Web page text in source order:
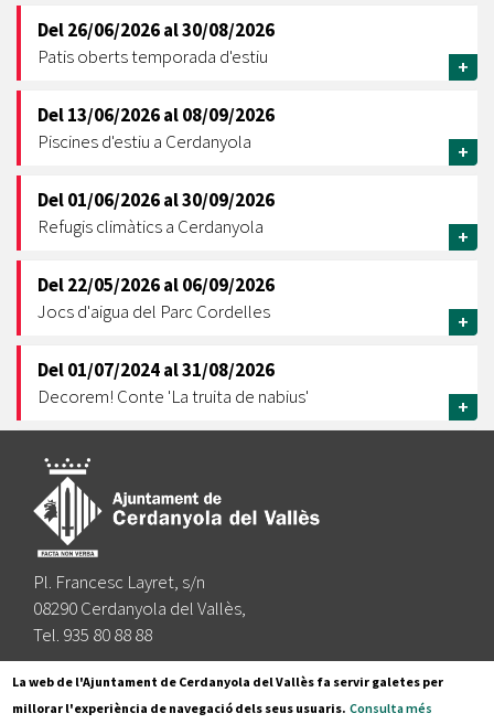
Del26/06/2026al30/08/2026
Patis oberts temporada d'estiu
+
Del13/06/2026al08/09/2026
Piscines d'estiu a Cerdanyola
+
Del01/06/2026al30/09/2026
Refugis climàtics a Cerdanyola
+
Del22/05/2026al06/09/2026
Jocs d'aigua del Parc Cordelles
+
Del01/07/2024al31/08/2026
Decorem! Conte 'La truita de nabius'
+
Pl. Francesc Layret, s/n
08290 Cerdanyola del Vallès,
Tel. 935 80 88 88
Segueix-nos a:
La web de l'Ajuntament de Cerdanyola del Vallès fa servir galetes per
millorar l'experiència de navegació dels seus usuaris. Consulta més